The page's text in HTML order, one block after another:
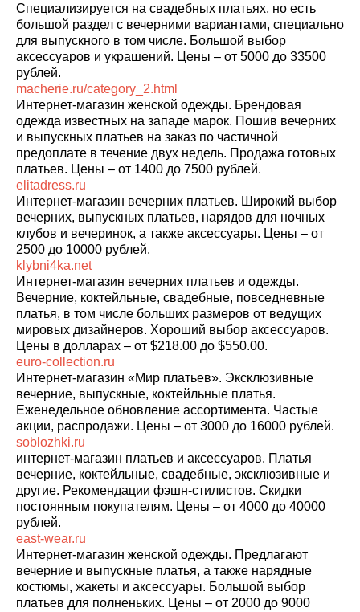
Специализируется на свадебных платьях, но есть
большой раздел с вечерними вариантами, специально
для выпускного в том числе. Большой выбор
аксессуаров и украшений. Цены – от 5000 до 33500
рублей.
macherie.ru/category_2.html
Интернет-магазин женской одежды. Брендовая
одежда известных на западе марок. Пошив вечерних
и выпускных платьев на заказ по частичной
предоплате в течение двух недель. Продажа готовых
платьев. Цены – от 1400 до 7500 рублей.
elitadress.ru
Интернет-магазин вечерних платьев. Широкий выбор
вечерних, выпускных платьев, нарядов для ночных
клубов и вечеринок, а также аксессуары. Цены – от
2500 до 10000 рублей.
klybni4ka.net
Интернет-магазин вечерних платьев и одежды.
Вечерние, коктейльные, свадебные, повседневные
платья, в том числе больших размеров от ведущих
мировых дизайнеров. Хороший выбор аксессуаров.
Цены в долларах – от $218.00 до $550.00.
euro-collection.ru
Интернет-магазин «Мир платьев». Эксклюзивные
вечерние, выпускные, коктейльные платья.
Еженедельное обновление ассортимента. Частые
акции, распродажи. Цены – от 3000 до 16000 рублей.
soblozhki.ru
интернет-магазин платьев и аксессуаров. Платья
вечерние, коктейльные, свадебные, эксклюзивные и
другие. Рекомендации фэшн-стилистов. Скидки
постоянным покупателям. Цены – от 4000 до 40000
рублей.
east-wear.ru
Интернет-магазин женской одежды. Предлагают
вечерние и выпускные платья, а также нарядные
костюмы, жакеты и аксессуары. Большой выбор
платьев для полненьких. Цены – от 2000 до 9000